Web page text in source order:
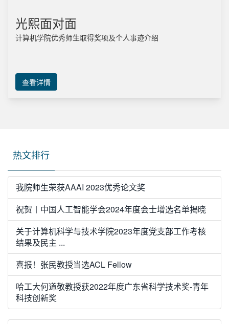
光熙面对面
计算机学院优秀师生取得奖项及个人事迹介绍
查看详情
热文排行
我院师生荣获AAAI 2023优秀论文奖
祝贺丨中国人工智能学会2024年度会士增选名单揭晓
关于计算机科学与技术学院2023年度党支部工作考核
结果及民主 ...
喜报！张民教授当选ACL Fellow
哈工大何道敬教授获2022年度广东省科学技术奖-青年
科技创新奖